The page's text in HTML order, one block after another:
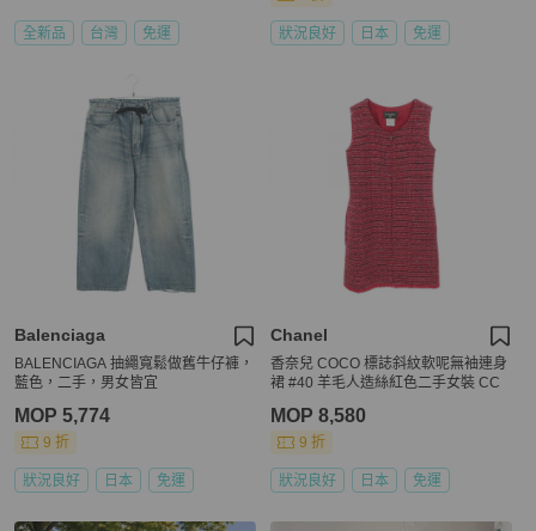
全新品 台灣 免運 狀況良好 日本 免運
Balenciaga
BALENCIAGA 抽繩寬鬆做舊牛仔褲，
藍色，二手，男女皆宜
MOP 5,774
9 折
狀況良好 日本 免運
Chanel
香奈兒 COCO 標誌斜紋軟呢無袖連身
裙 #40 羊毛人造絲紅色二手女裝 CC
MOP 8,580
9 折
狀況良好 日本 免運